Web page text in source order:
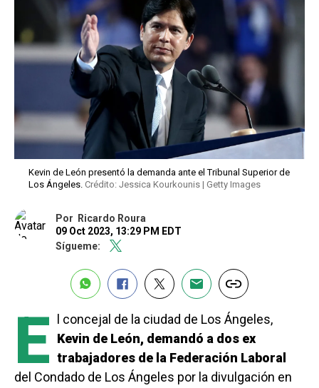
Kevin de León presentó la demanda ante el Tribunal Superior de
Los Ángeles. Crédito: Jessica Kourkounis | Getty Images
Por
Ricardo Roura
09 Oct 2023, 13:29 PM EDT
Sígueme:
E
l concejal de la ciudad de Los Ángeles,
Kevin de León, demandó a dos ex
trabajadores de la Federación Laboral
del Condado de Los Ángeles por la divulgación en